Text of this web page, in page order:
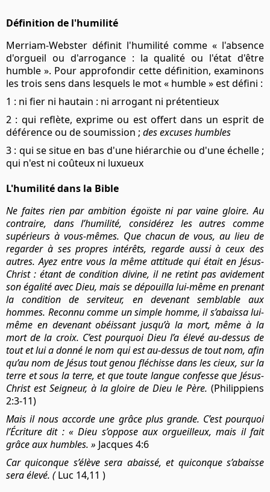
Définition de l'humilité
Merriam-Webster définit l'humilité comme « l'absence
d'orgueil ou d'arrogance : la qualité ou l'état d'être
humble ». Pour approfondir cette définition, examinons
les trois sens dans lesquels le mot « humble » est défini :
1 : ni fier ni hautain : ni arrogant ni prétentieux
2 : qui reflète, exprime ou est offert dans un esprit de
déférence ou de soumission ; des excuses humbles
3 : qui se situe en bas d'une hiérarchie ou d'une échelle ;
qui n'est ni coûteux ni luxueux
L'humilité dans la Bible
Ne faites rien par ambition égoïste ni par vaine gloire. Au
contraire, dans l’humilité, considérez les autres comme
supérieurs à vous-mêmes. Que chacun de vous, au lieu de
regarder à ses propres intérêts, regarde aussi à ceux des
autres. Ayez entre vous la même attitude qui était en Jésus-
Christ : étant de condition divine, il ne retint pas avidement
son égalité avec Dieu, mais se dépouilla lui-même en prenant
la condition de serviteur, en devenant semblable aux
hommes. Reconnu comme un simple homme, il s’abaissa lui-
même en devenant obéissant jusqu’à la mort, même à la
mort de la croix. C’est pourquoi Dieu l’a élevé au-dessus de
tout et lui a donné le nom qui est au-dessus de tout nom, afin
qu’au nom de Jésus tout genou fléchisse dans les cieux, sur la
terre et sous la terre, et que toute langue confesse que Jésus-
Christ est Seigneur, à la gloire de Dieu le Père. (Philippiens
2:3-11)
Mais il nous accorde une grâce plus grande. C’est pourquoi
l’Écriture dit : « Dieu s’oppose aux orgueilleux, mais il fait
grâce aux humbles. » Jacques 4:6
Car quiconque s’élève sera abaissé, et quiconque s’abaisse
sera élevé. (Luc 14,11 )